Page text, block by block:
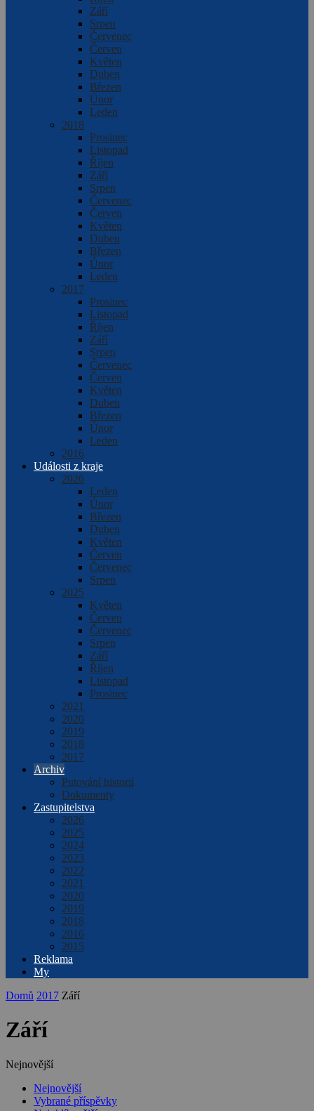
Září
Srpen
Červenec
Červen
Květen
Duben
Březen
Únor
Leden
2018
Prosinec
Listopad
Říjen
Září
Srpen
Červenec
Červen
Květen
Duben
Březen
Únor
Leden
2017
Prosinec
Listopad
Říjen
Září
Srpen
Červenec
Červen
Květen
Duben
Březen
Únor
Leden
2016
Události z kraje
2026
Leden
Únor
Březen
Duben
Květen
Červen
Červenec
Srpen
2025
Květen
Červen
Červenec
Srpen
Září
Říjen
Listopad
Prosinec
2021
2020
2019
2018
2017
Archiv
Putování historií
Dokumenty
Zastupitelstva
2026
2025
2024
2023
2022
2021
2020
2019
2018
2016
2015
Reklama
My
Domů 2017 Září
Září
Nejnovější
Nejnovější
Vybrané příspěvky